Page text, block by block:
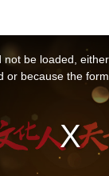
not be loaded,
or because the